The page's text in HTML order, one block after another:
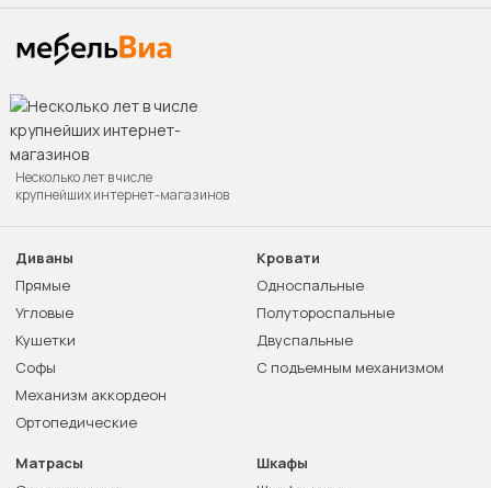
Несколько лет в числе
крупнейших интернет-магазинов
Диваны
Прямые
Угловые
Кушетки
Софы
Механизм аккордеон
Ортопедические
Кровати
Односпальные
Полутороспальные
Двуспальные
С подъемным механизмом
Матрасы
Шкафы